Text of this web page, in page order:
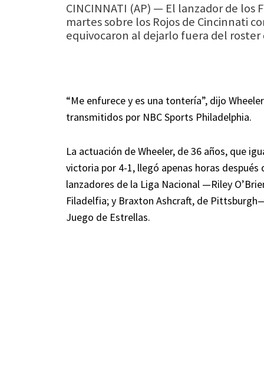
CINCINNATI (AP) — El lanzador de los
martes sobre los Rojos de Cincinnati
equivocaron al dejarlo fuera del roster
“Me enfurece y es una tontería”, dijo
transmitidos por NBC Sports Philadelphia.
La actuación de Wheeler, de 36 años, que
victoria por 4-1, llegó apenas horas
lanzadores de la Liga Nacional —Riley
Filadelfia; y Braxton Ashcraft, de
Juego de Estrellas.